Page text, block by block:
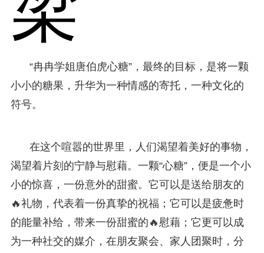
“冉冉学姐唐伯虎心糖”，最终的目标，是将一颗
小小的糖果，升华为一种情感的寄托，一种文化的
符号。
在这个喧嚣的世界里，人们渴望着美好的事物，
渴望着片刻的宁静与慰藉。一颗“心糖”，便是一个小
小的惊喜，一份意外的甜蜜。它可以是送给朋友的
🔥礼物，代表着一份真挚的祝福；它可以是疲惫时
的能量补给，带来一份甜蜜的🔥慰藉；它更可以成
为一种社交的媒介，在朋友聚会、家人团聚时，分